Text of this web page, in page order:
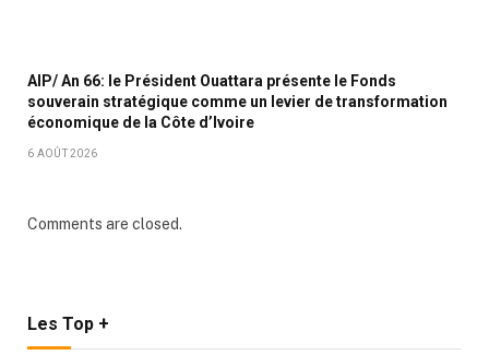
AIP/ An 66: le Président Ouattara présente le Fonds
souverain stratégique comme un levier de transformation
économique de la Côte d’Ivoire
6 AOÛT 2026
Comments are closed.
Les Top +